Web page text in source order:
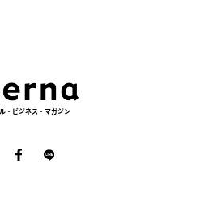
・ビジネス・マガジン